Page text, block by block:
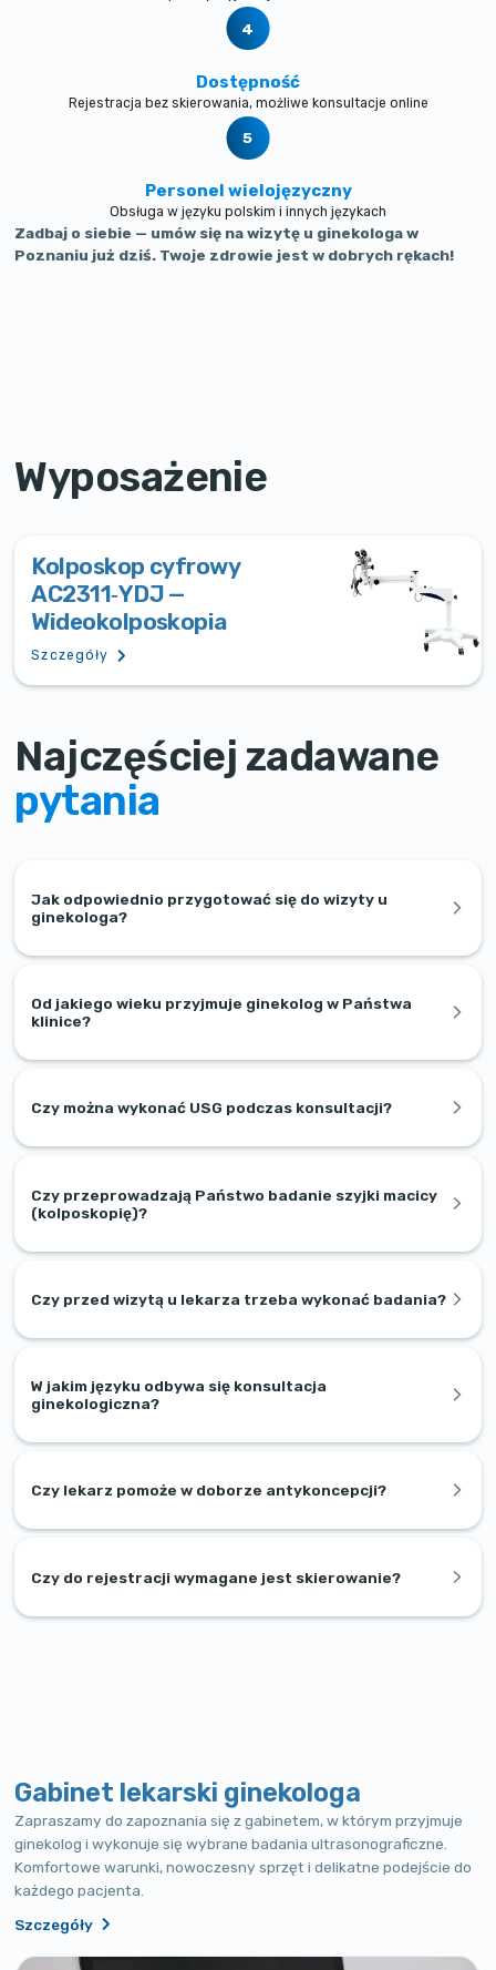
Dostępność
Rejestracja bez skierowania, możliwe konsultacje online
Personel wielojęzyczny
Obsługa w języku polskim i innych językach
Zadbaj o siebie — umów się na wizytę u ginekologa w
Poznaniu już dziś. Twoje zdrowie jest w dobrych rękach!
Wyposażenie
Kolposkop cyfrowy
AC2311‑YDJ —
Wideokolposkopia
Szczegóły
Najczęściej zadawane
pytania
Jak odpowiednio przygotować się do wizyty u
ginekologa?
Od jakiego wieku przyjmuje ginekolog w Państwa
klinice?
Czy można wykonać USG podczas konsultacji?
Czy przeprowadzają Państwo badanie szyjki macicy
(kolposkopię)?
Czy przed wizytą u lekarza trzeba wykonać badania?
W jakim języku odbywa się konsultacja
ginekologiczna?
Czy lekarz pomoże w doborze antykoncepcji?
Czy do rejestracji wymagane jest skierowanie?
Gabinet lekarski ginekologa
Zapraszamy do zapoznania się z gabinetem, w którym przyjmuje
ginekolog i wykonuje się wybrane badania ultrasonograficzne.
Komfortowe warunki, nowoczesny sprzęt i delikatne podejście do
każdego pacjenta.
Szczegóły